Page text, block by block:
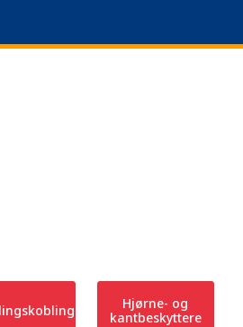
Hjørne- og
kantbeskyttere